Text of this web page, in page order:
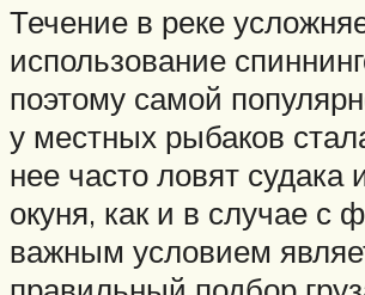
Течение в реке
использование
поэтому самой
у местных рыбаков
нее часто ловят судака
окуня, как и в случае с
важным условием